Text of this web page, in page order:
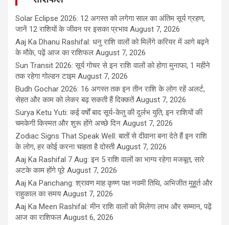
Solar Eclipse 2026: 12 अगस्त को लगेगा साल का अंतिम सूर्य ग्रहण,
जानें 12 राशियों के जीवन पर इसका प्रभाव August 7, 2026
Aaj Ka Dhanu Rashifal: धनु राशि वालों को मिलेंगे करियर में आगे बढ़ने
के मौके, पढ़ें आज का राशिफल August 7, 2026
Sun Transit 2026: सूर्य गोचर से इन राशि वालों को होगा मुनाफा, 1 महीने
तक रहेगा गोल्डन टाइम August 7, 2026
Budh Gochar 2026: 16 अगस्त तक इन तीन राशि के लोग रहें अलर्ट,
सेहत और काम को लेकर बढ़ सकती हैं दिक्कतें August 7, 2026
Surya Ketu Yuti: कई वर्षों बाद सूर्य-केतु की दुर्लभ युति, इन राशियों की
चमकेगी किस्मत और शुरू होंगे अच्छे दिन August 7, 2026
Zodiac Signs That Speak Well: बातों से दीवाना बना देते हैं इन राशि
के लोग, हर कोई करना चाहता है दोस्ती August 7, 2026
Aaj Ka Rashifal 7 Aug: इन 5 राशि वालों का भाग्य रहेगा मजबूत, सारे
अटके काम होंगे पूरे August 7, 2026
Aaj Ka Panchang: श्रावण माह कृष्ण पक्ष नवमी तिथि, अभिजीत मुहूर्त और
राहुकाल का समय August 7, 2026
Aaj Ka Meen Rashifal: मीन राशि वालों को मिलेगा लाभ और सम्मान, पढ़ें
आज का राशिफल August 6, 2026